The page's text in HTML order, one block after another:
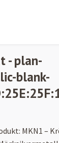
- plan-
blank-
MKN1 –